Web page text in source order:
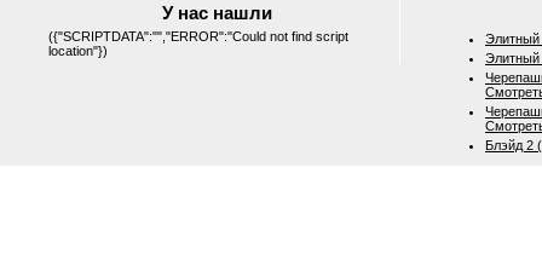
У нас нашли
({"SCRIPTDATA":"","ERROR":"Could not find script
location"})
Элитный
Элитный
Блэйд 2